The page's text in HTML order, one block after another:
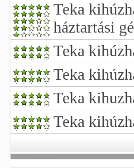
Teka
háztartási
Teka
Teka
Teka
Teka